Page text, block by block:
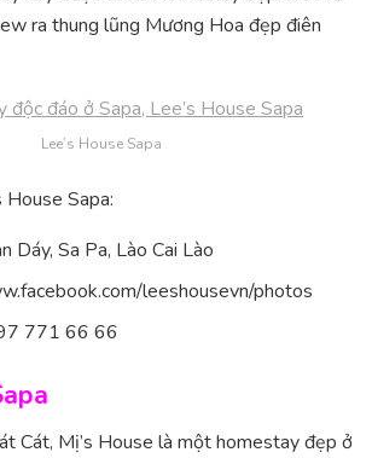
ra thung lũng Mương Hoa đẹp điên
Lee’s House Sapa
House Sapa:
Dáy, Sa Pa, Lào Cai Lào
leeshousevn/photos
771 66 66
Cát, Mị’s House là một homestay đẹp ở